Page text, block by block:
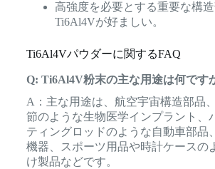
高強度を必要とする重要な構
Ti6Al4Vが好ましい。
Ti6Al4Vパウダーに関するFAQ
Q: Ti6Al4V粉末の主な用途は何です
A：主な用途は、航空宇宙構造部品
節のような生物医学インプラント、
ティングロッドのような自動車部品
機器、スポーツ用品や時計ケースの
け製品などです。